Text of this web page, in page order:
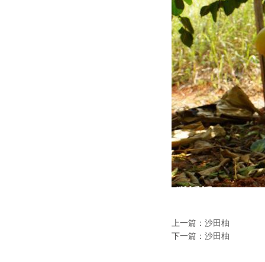
上一篇： 沙田柚
下一篇： 沙田柚